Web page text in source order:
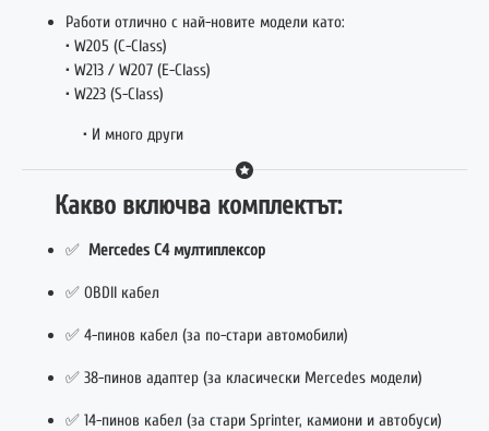
Работи отлично с най-новите модели като:
• W205 (C-Class)
• W213 / W207 (E-Class)
• W223 (S-Class)
• И много други
Какво включва комплектът:
✅ Mercedes C4 мултиплексор
✅ OBDII кабел
✅ 4-пинов кабел (за по-стари автомобили)
✅ 38-пинов адаптер (за класически Mercedes модели)
✅ 14-пинов кабел (за стари Sprinter, камиони и автобуси)